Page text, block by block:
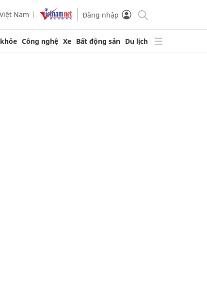
Nam Đăng nhập
Công nghệ Xe Bất động sản Du lịch